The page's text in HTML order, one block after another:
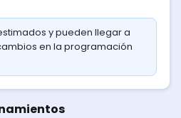
y pueden llegar a
en la programación